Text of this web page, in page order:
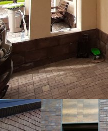
поэтому мы
-35%
₽
специалиста Купить
Посмотреть образец в